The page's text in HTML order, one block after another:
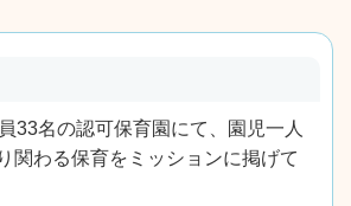
33名の認可保育園にて、園児一人
関わる保育をミッションに掲げて